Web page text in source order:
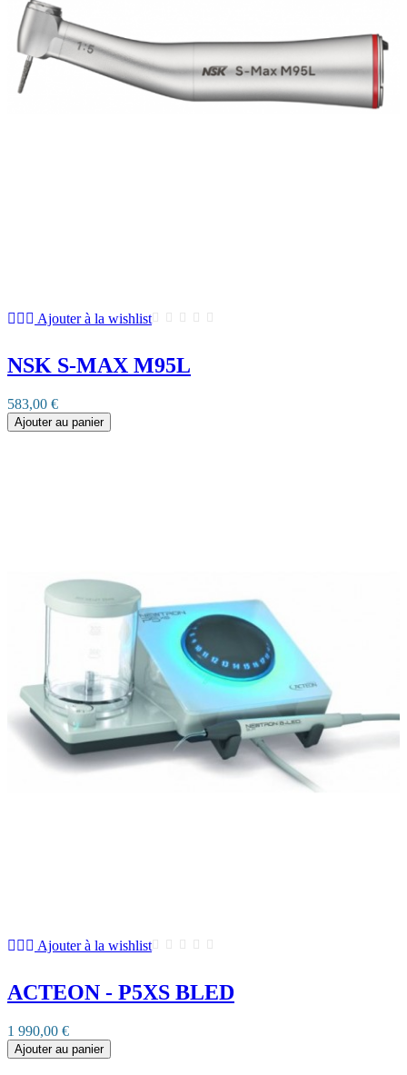
Ajouter à la wishlist
NSK S-MAX M95L
583,00 €
Ajouter au panier
Ajouter à la wishlist
ACTEON - P5XS BLED
1 990,00 €
Ajouter au panier